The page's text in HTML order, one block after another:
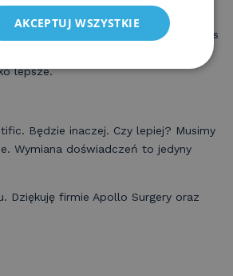
spotkanie z profesorem Aayedem
doświadczeń z moim kolegą z King’s
gastroplastyki, a także sposób
lepsze.
Będzie inaczej. Czy lepiej? Musimy
Wymiana doświadczeń to jedyny
Dziękuję firmie Apollo Surgery oraz
AKCEPTUJ WSZYSTKIE